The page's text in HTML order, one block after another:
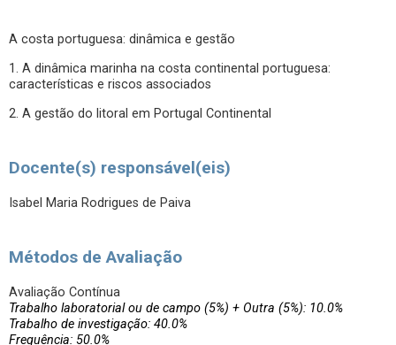
A costa portuguesa: dinâmica e gestão
1. A dinâmica marinha na costa continental portuguesa:
características e riscos associados
2. A gestão do litoral em Portugal Continental
Docente(s) responsável(eis)
Isabel Maria Rodrigues de Paiva
Métodos de Avaliação
Avaliação Contínua
Trabalho laboratorial ou de campo (5%) + Outra (5%): 10.0%
Trabalho de investigação: 40.0%
Frequência: 50.0%